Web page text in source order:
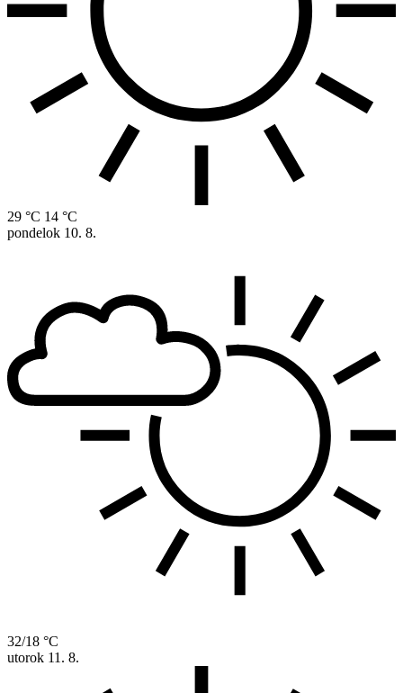
29 °C 14 °C
pondelok 10. 8.
32/18 °C
utorok 11. 8.